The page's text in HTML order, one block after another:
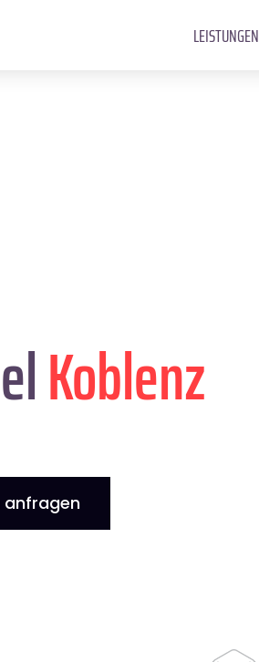
LEISTUNGEN
Koblenz
anfragen